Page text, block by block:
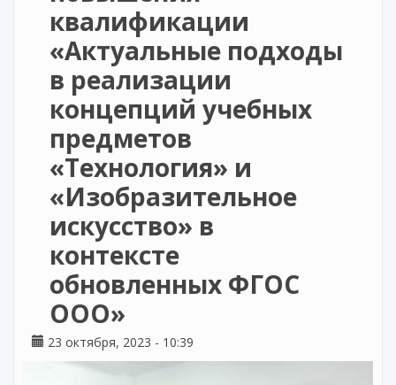
квалификации
«Актуальные подходы
в реализации
концепций учебных
предметов
«Технология» и
«Изобразительное
искусство» в
контексте
обновленных ФГОС
ООО»
23 октября, 2023 - 10:39